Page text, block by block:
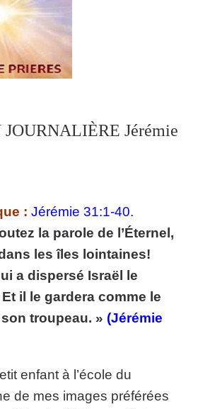
Jérémie
: Jérémie 31:1-40.
la parole de l’Éternel,
les îles lointaines!
a dispersé Israël le
il le gardera comme le
troupeau. » (Jérémie
enfant à l’école du
de mes images préférées